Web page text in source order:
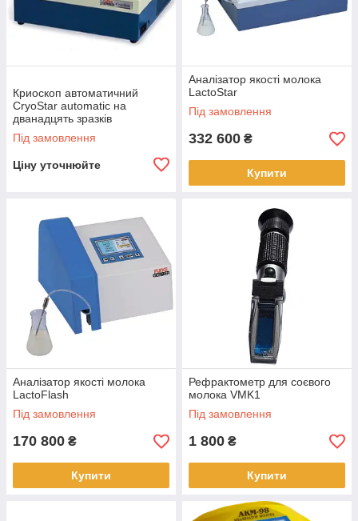
Криоскоп автоматичний
CryoStar automatic на
дванадцять зразків
Під замовлення
Ціну уточнюйте
Аналізатор якості молока
LactoStar
Під замовлення
332 600 ₴
Купити
Аналізатор якості молока
LactoFlash
Під замовлення
170 800 ₴
Купити
Рефрактометр для соєвого
молока VMK1
Під замовлення
1 800 ₴
Купити